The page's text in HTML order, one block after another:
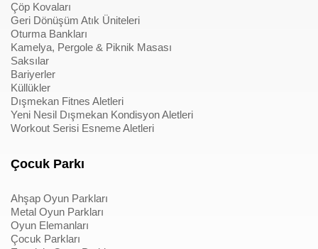
Çöp Kovaları
Geri Dönüşüm Atık Üniteleri
Oturma Bankları
Kamelya, Pergole & Piknik Masası
Saksılar
Bariyerler
Küllükler
Dışmekan Fitnes Aletleri
Yeni Nesil Dışmekan Kondisyon Aletleri
Workout Serisi Esneme Aletleri
Çocuk Parkı
Ahşap Oyun Parkları
Metal Oyun Parkları
Oyun Elemanları
Çocuk Parkları